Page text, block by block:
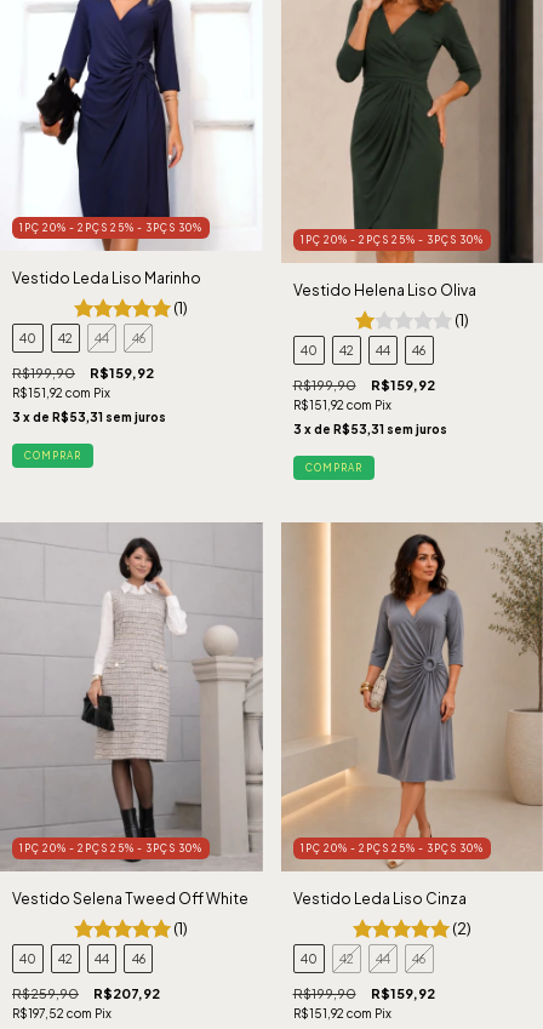
1PÇ 20% - 2PÇS 25% - 3PÇS 30%
Vestido Leda Liso Marinho
(1)
40 42 44 46
R$199,90 R$159,92
R$151,92 com Pix
3 x de R$53,31 sem juros
COMPRAR
1PÇ 20% - 2PÇS 25% - 3PÇS 30%
Vestido Helena Liso Oliva
(1)
40 42 44 46
R$199,90 R$159,92
R$151,92 com Pix
3 x de R$53,31 sem juros
COMPRAR
1PÇ 20% - 2PÇS 25% - 3PÇS 30%
Vestido Selena Tweed Off White
(1)
40 42 44 46
R$259,90 R$207,92
R$197,52 com Pix
1PÇ 20% - 2PÇS 25% - 3PÇS 30%
Vestido Leda Liso Cinza
(2)
40 42 44 46
R$199,90 R$159,92
R$151,92 com Pix